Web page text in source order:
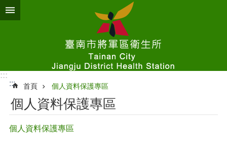
跳到主要內容區塊
:::
:::
首頁 個人資料保護專區
個人資料保護專區
個人資料保護專區